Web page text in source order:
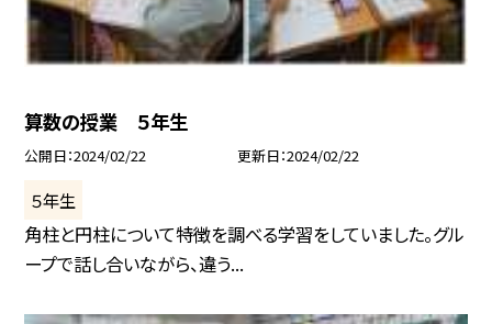
算数の授業 ５年生
公開日 2024/02/22 更新日 2024/02/22
５年生
角柱と円柱について特徴を調べる学習をしていました。グル
ープで話し合いながら、違う...